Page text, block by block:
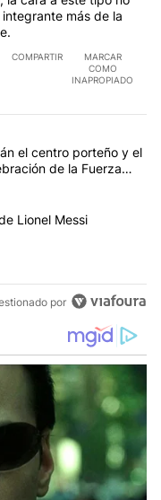
más de la
COMPARTIR
MARCAR
COMO
INAPROPIADO
comentarios en los
aviones F 16
el centro porteño y el
de la Fuerza
Jorge Messi, el
Lionel Messi
por